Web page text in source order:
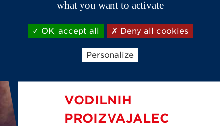
VODILNIH
PROIZVAJALEC
what you want to activate
OK, accept all Deny all cookies
Personalize